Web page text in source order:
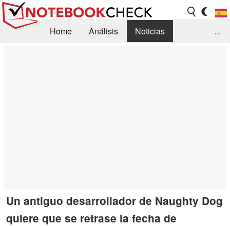
Home Análisis
Noticias
...
Un antiguo desarrollador de Naughty Dog
quiere que se retrase la fecha de